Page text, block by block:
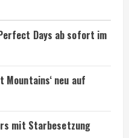
Days ab sofort im
Mountains‘ neu auf
mit Starbesetzung